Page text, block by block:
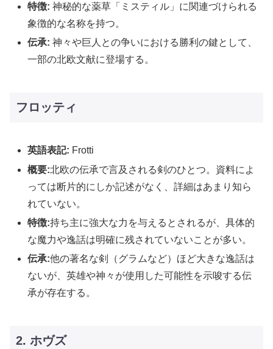
特徴: 神秘的な薬草「ミスティル」に関連づけられる
象徴的な名称を持つ。
伝承: 神々や巨人との争いにおける勝利の鍵として、
一部の北欧文献に登場する。
フロッティ
英語表記: Frotti
概要:北欧の伝承で言及される剣のひとつ。資料によ
っては断片的にしか記述がなく、詳細はあまり知ら
れていない。
特徴:持ち主に強大な力を与えるとされるが、具体的
な魔力や逸話は明確に残されていないことが多い。
伝承:他の著名な剣（グラムなど）ほど大きな逸話は
ないが、英雄や神々が使用した可能性を示唆する伝
承が存在する。
2. ホヴズ